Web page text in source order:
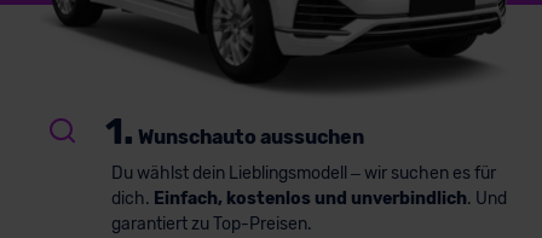
1. Wunschauto aussuchen
Du wählst dein Lieblingsmodell – wir suchen es für
dich. Einfach, kostenlos und unverbindlich. Und
garantiert zu Top-Preisen.